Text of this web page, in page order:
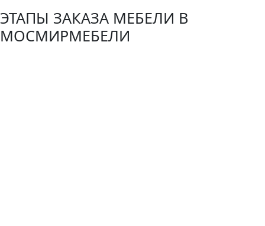
ЭТАПЫ ЗАКАЗА МЕБЕЛИ В
МОСМИРМЕБЕЛИ